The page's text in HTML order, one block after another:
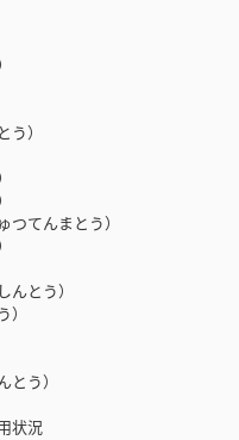
）
てんまとう）
とう）
う）
状況